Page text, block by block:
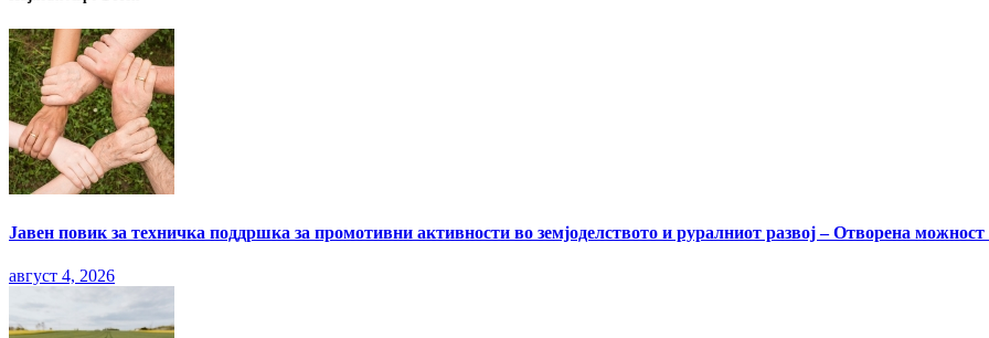
Јавен повик за техничка поддршка за промотивни активности во земјоделството и руралниот развој – Отворена
август 4, 2026